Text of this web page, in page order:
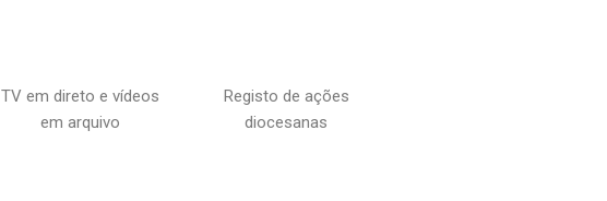
TV em direto e vídeos
em arquivo
Registo de ações
diocesanas